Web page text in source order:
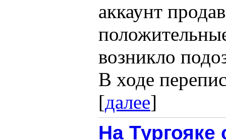
аккаунт
возникло
В ходе
[далее]
На Тургояке